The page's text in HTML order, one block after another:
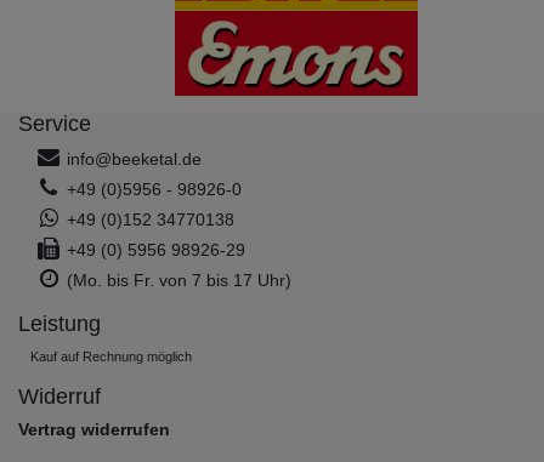
Service
info@beeketal.de
+49 (0)5956 - 98926-0
+49 (0)152 34770138
+49 (0) 5956 98926-29
(Mo. bis Fr. von 7 bis 17 Uhr)
Leistung
Kauf auf Rechnung möglich
Widerruf
Vertrag widerrufen